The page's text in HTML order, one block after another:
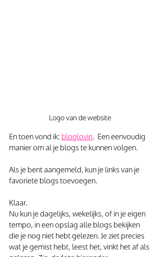
Logo van de website
En toen vond ik: bloglovin.  Een eenvoudig
manier om al je blogs te kunnen volgen.
Als je bent aangemeld, kun je links van je
favoriete blogs toevoegen.
Klaar.
Nu kun je dagelijks, wekelijks, of in je eigen
tempo, in een opslag alle blogs bekijken
die je nog niet hebt gelezen. Je ziet precies
wat je gemist hebt, leest het, vinkt het af als